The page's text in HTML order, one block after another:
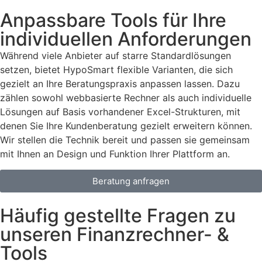
Anpassbare Tools für Ihre
individuellen Anforderungen
Während viele Anbieter auf starre Standardlösungen
setzen, bietet HypoSmart flexible Varianten, die sich
gezielt an Ihre Beratungspraxis anpassen lassen. Dazu
zählen sowohl webbasierte Rechner als auch individuelle
Lösungen auf Basis vorhandener Excel-Strukturen, mit
denen Sie Ihre Kundenberatung gezielt erweitern können.
Wir stellen die Technik bereit und passen sie gemeinsam
mit Ihnen an Design und Funktion Ihrer Plattform an.
Beratung anfragen
Häufig gestellte Fragen zu
unseren Finanzrechner- &
Tools